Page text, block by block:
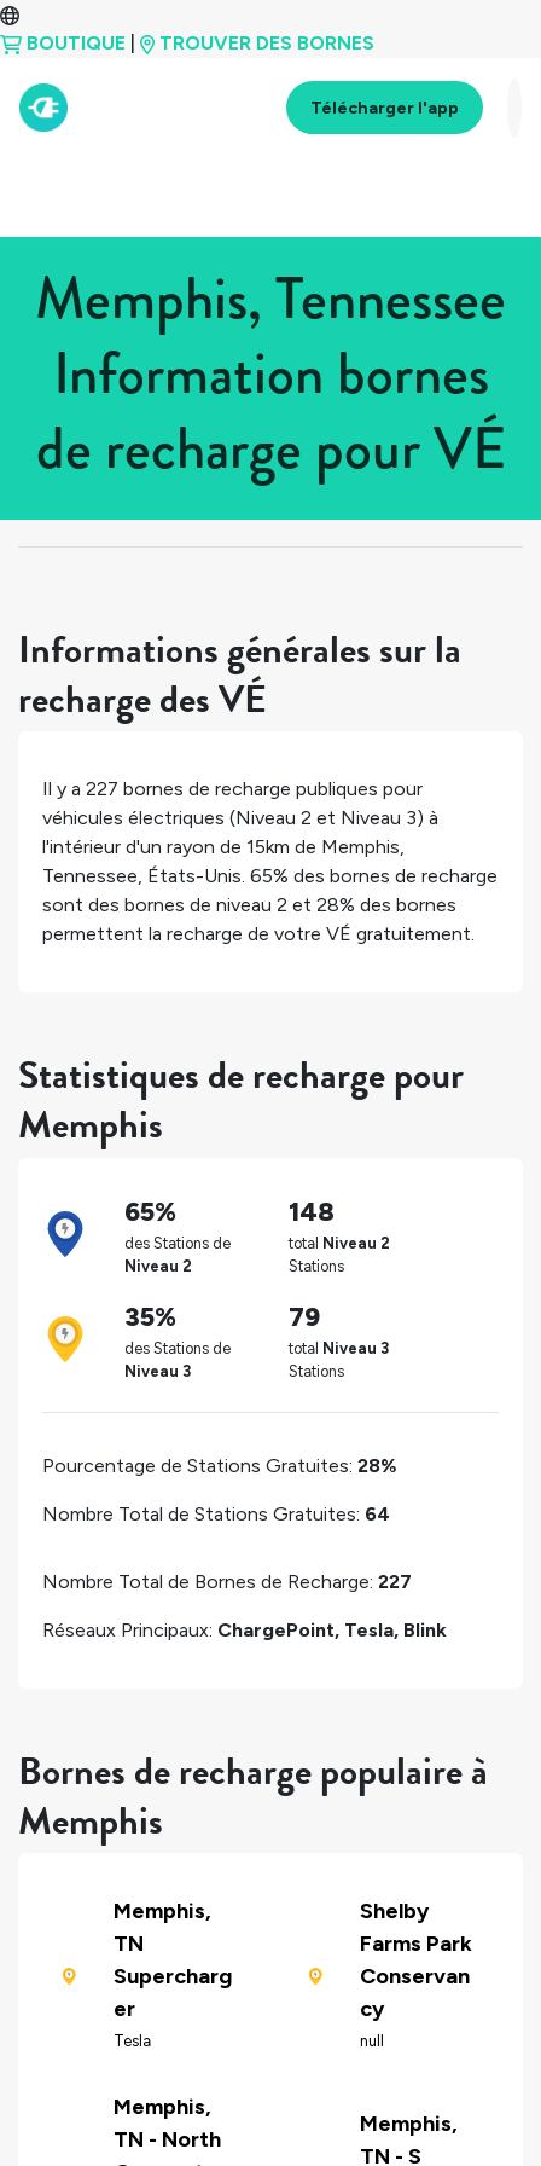
BOUTIQUE TROUVER DES BORNES
Télécharger l'app
Memphis, Tennessee
Information bornes
de recharge pour VÉ
États-Unis > Tennessee
Informations générales sur la
recharge des VÉ
Il y a 227 bornes de recharge publiques pour
véhicules électriques (Niveau 2 et Niveau 3) à
l'intérieur d'un rayon de 15km de Memphis,
Tennessee, États-Unis. 65% des bornes de recharge
sont des bornes de niveau 2 et 28% des bornes
permettent la recharge de votre VÉ gratuitement.
Statistiques de recharge pour
Memphis
65%
des Stations de
Niveau 2
148
total Niveau 2
Stations
35%
des Stations de
Niveau 3
79
total Niveau 3
Stations
Pourcentage de Stations Gratuites: 28%
Nombre Total de Stations Gratuites: 64
Nombre Total de Bornes de Recharge: 227
Réseaux Principaux: ChargePoint, Tesla, Blink
Bornes de recharge populaire à
Memphis
Memphis,
TN
Supercharg
er
Tesla
Shelby
Farms Park
Conservan
cy
null
Memphis,
TN - North
Memphis,
TN - S